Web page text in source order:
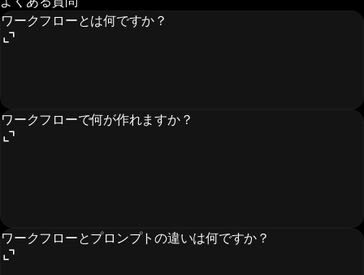
ワークフローとは何ですか？
ワークフローで何が作れますか？
ワークフローとプロンプトの違いは何ですか？